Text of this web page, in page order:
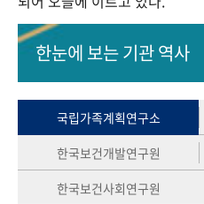
50+1 주년 기념
세계와 함께 한 KIHASA
VR 역사관
한눈에 보는기관 역사
국립가족계획연구소
한국보건개발연구원
한국보건사회연구원